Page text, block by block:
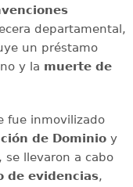
departamental,
un préstamo
y la muerte de
fue inmovilizado
de Dominio y
llevaron a cabo
de evidencias,